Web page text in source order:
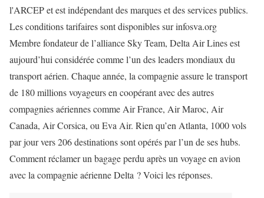
l'ARCEP et est indépendant des marques et des services publics.
Les conditions tarifaires sont disponibles sur infosva.org
Membre fondateur de l’alliance Sky Team, Delta Air Lines est
aujourd’hui considérée comme l’un des leaders mondiaux du
transport aérien. Chaque année, la compagnie assure le transport
de 180 millions voyageurs en coopérant avec des autres
compagnies aériennes comme Air France, Air Maroc, Air
Canada, Air Corsica, ou Eva Air. Rien qu’en Atlanta, 1000 vols
par jour vers 206 destinations sont opérés par l’un de ses hubs.
Commentréclamer un bagage perdu après un voyage en avion
avec la compagnie aérienne Delta ? Voici les réponses.